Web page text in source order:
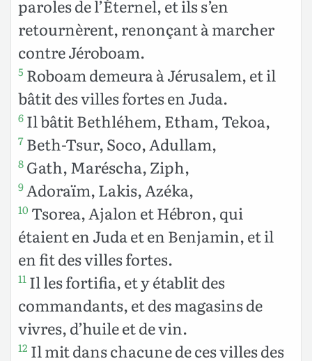
paroles de l’Éternel, et ils s’en
retournèrent, renonçant à marcher
contre Jéroboam.
5 Roboam demeura à Jérusalem, et il
bâtit des villes fortes en Juda.
6 Il bâtit Bethléhem, Etham, Tekoa,
7 Beth-Tsur, Soco, Adullam,
8 Gath, Maréscha, Ziph,
9Adoraïm, Lakis, Azéka,
10 Tsorea, Ajalon et Hébron, qui
étaient en Juda et en Benjamin, et il
en fit des villes fortes.
11 Il les fortifia, et y établit des
commandants, et des magasins de
vivres, d’huile et de vin.
12 Il mit dans chacune de ces villes des